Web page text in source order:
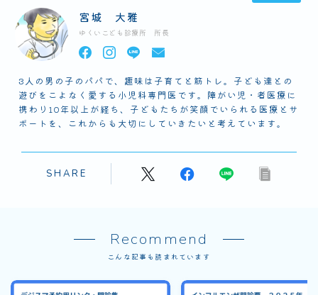
宮城 大雅
ゆくいこども診療所 所長
3人の男の子のパパで、趣味は子育てと筋トレ。子ども達との
遊びをこよなく愛する小児科専門医です。障がい児・者医療に
携わり10年以上が経ち、子どもたちが笑顔でいられる医療とサ
ポートを、これからも大切にしていきたいと考えています。
SHARE
Recommend
こんな記事も読まれています